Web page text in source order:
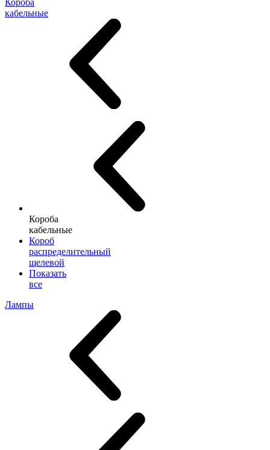
Короба
кабельные
Короба
кабельные
Короб
распределительный
щелевой
Показать
все
Лампы